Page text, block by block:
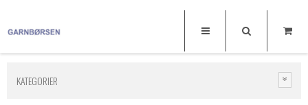
KATEGORIER